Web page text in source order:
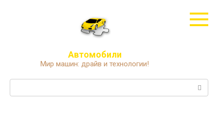
Автомобили
Мир машин: драйв и технологии!